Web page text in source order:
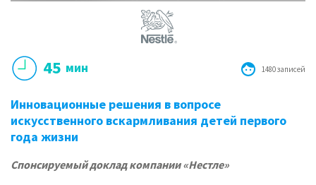
45 мин 1480 записей
Инновационные решения в вопросе
искусственного вскармливания детей первого
года жизни
Спонсируемый доклад компании «Нестле»